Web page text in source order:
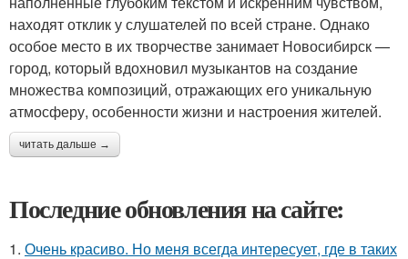
находят отклик у слушателей по всей стране. Однако
особое место в их творчестве занимает Новосибирск —
город, который вдохновил музыкантов на создание
множества композиций, отражающих его уникальную
атмосферу, особенности жизни и настроения жителей.
читать дальше →
Последние обновления на сайте:
1. Очень красиво. Но меня всегда интересует, где в таких